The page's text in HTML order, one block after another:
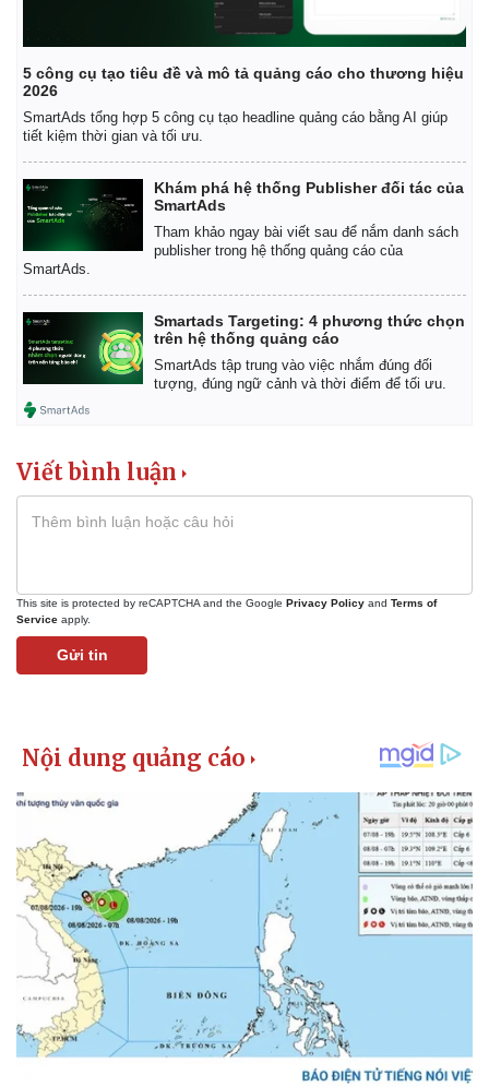
Pháp luật
Vụ án
Tin nóng
Tư vấn luật
Quân sự - Quốc phòng
Vũ khí
Việt Nam
Phân tích
5 công cụ tạo tiêu đề và mô tả quảng cáo cho thương hiệu
2026
SmartAds tổng hợp 5 công cụ tạo headline quảng cáo bằng AI giúp
tiết kiệm thời gian và tối ưu.
Khám phá hệ thống Publisher đối tác của
SmartAds
Tham khảo ngay bài viết sau để nắm danh sách
publisher trong hệ thống quảng cáo của
SmartAds.
Smartads Targeting: 4 phương thức chọn
trên hệ thống quảng cáo
SmartAds tập trung vào việc nhắm đúng đối
tượng, đúng ngữ cảnh và thời điểm để tối ưu.
Viết bình luận
This site is protected by reCAPTCHA and the Google Privacy Policy and Terms of
Service apply.
Gửi tin